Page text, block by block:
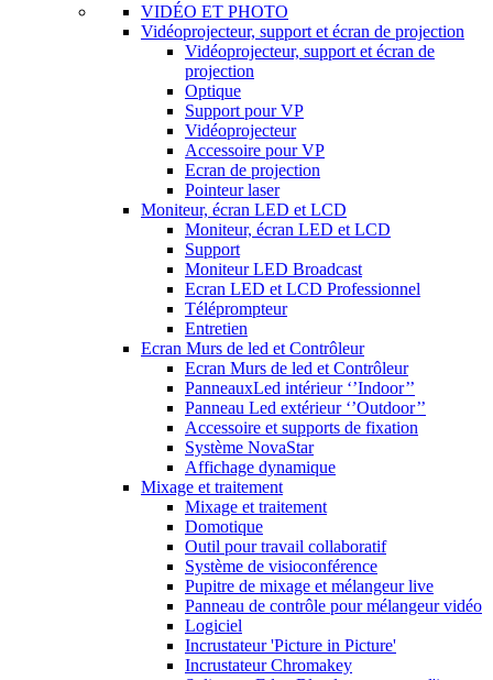
VIDÉO ET PHOTO
Vidéoprojecteur, support et écran de projection
Vidéoprojecteur, support et écran de
projection
Optique
Support pour VP
Vidéoprojecteur
Accessoire pour VP
Ecran de projection
Pointeur laser
Moniteur, écran LED et LCD
Moniteur, écran LED et LCD
Support
Moniteur LED Broadcast
Ecran LED et LCD Professionnel
Téléprompteur
Entretien
Ecran Murs de led et Contrôleur
Ecran Murs de led et Contrôleur
PanneauxLed intérieur ‘’Indoor’’
Panneau Led extérieur ‘’Outdoor’’
Accessoire et supports de fixation
Système NovaStar
Affichage dynamique
Mixage et traitement
Mixage et traitement
Domotique
Outil pour travail collaboratif
Système de visioconférence
Pupitre de mixage et mélangeur live
Panneau de contrôle pour mélangeur vidéo
Logiciel
Incrustateur 'Picture in Picture'
Incrustateur Chromakey